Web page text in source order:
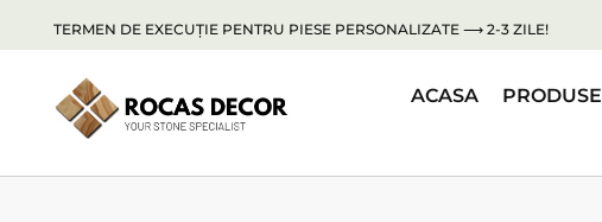
TERMEN DE EXECUȚIE PENTRU PIESE PERSONALIZATE ⟶ 2-3 ZILE!
ACASA PRODUSE